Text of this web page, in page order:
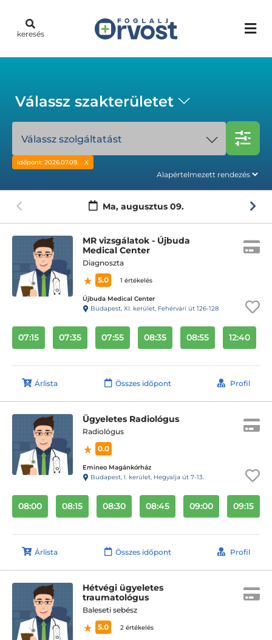
keresés
Válassz szakterületet
Válassz szolgáltatást
Időpont: 2026.07.09.
Ma, augusztus 09.
MR vizsgálatok - Újbuda
Medical Center
Diagnoszta
5.0
1 értékelés
Újbuda Medical Center
Budapest, XI. kerület, Fehérvári út 126-128
07:15 07:35 07:55 08:35 08:55 12:40
Árlista Összes időpont Profil
Ügyeletes Radiológus
Radiológus
0.0
Emineo Magánkórház
Budapest, I. kerület, Hegyalja út 7-13.
08:00 08:15 08:30 08:45 09:00 09:15
Árlista Összes időpont Profil
Hétvégi ügyeletes
traumatológus
Baleseti sebész
5.0
2 értékelés